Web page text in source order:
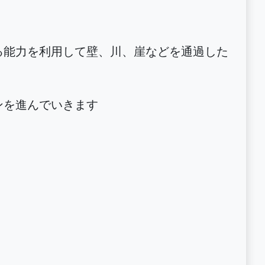
力を利用して壁、川、崖などを通過した
進んでいきます